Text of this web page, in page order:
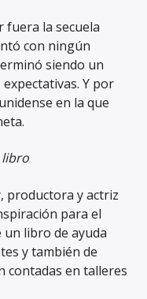
fuera la secuela
con ningún
siendo un
Y por
en la que
libro
productora y actriz
para el
libro de ayuda
y también de
contadas en talleres